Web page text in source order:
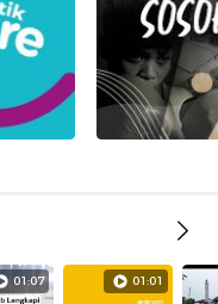
01:07 01:01